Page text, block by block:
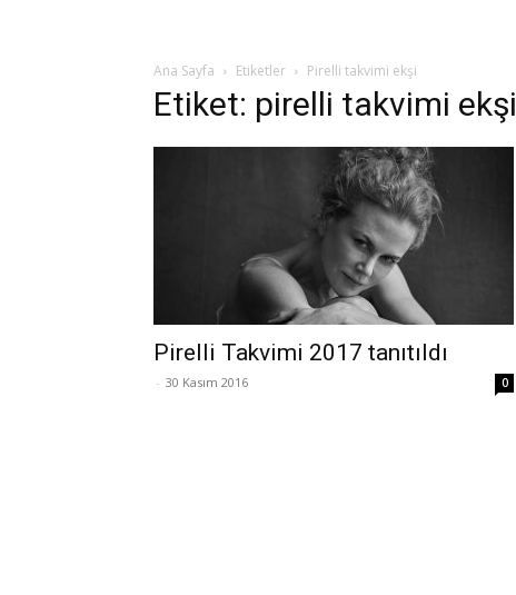
Ana Sayfa Etiketler Pirelli takvimi ekşi
Etiket: pirelli takvimi ekşi
Pirelli Takvimi 2017 tanıtıldı
- 30 Kasım 2016 0